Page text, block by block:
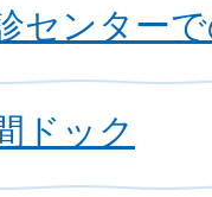
センター
ドック